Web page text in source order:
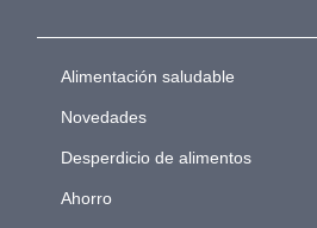
Alimentación saludable
Novedades
Desperdicio de alimentos
Ahorro